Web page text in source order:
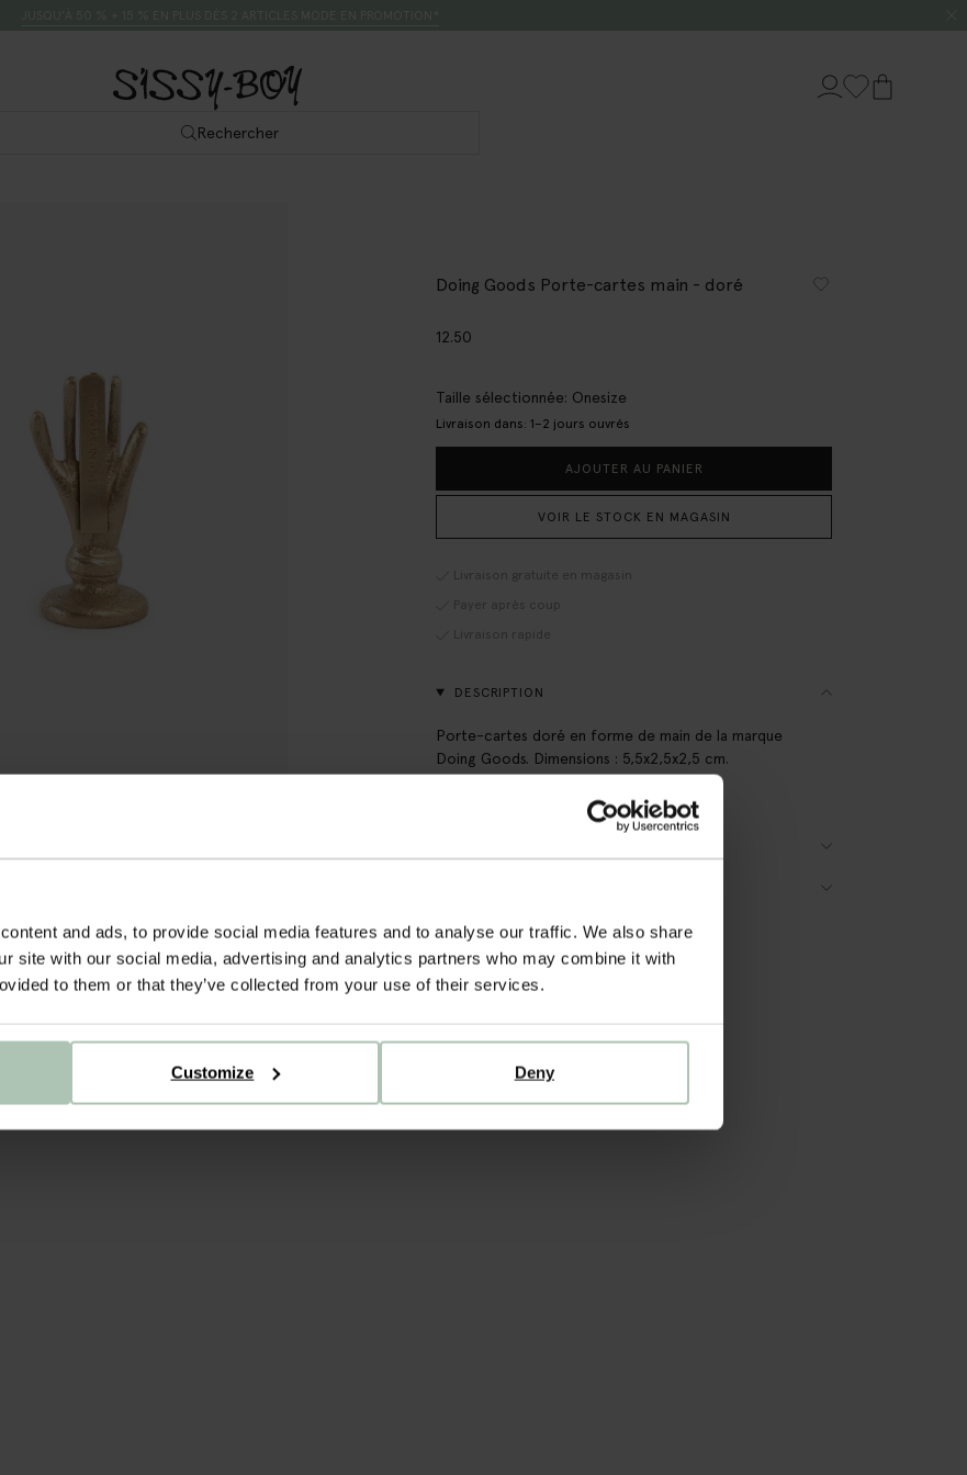
and ads, to provide social media features and to analyse our traffic. We also share
site with our social media, advertising and analytics partners who may combine it with
to them or that they’ve collected from your use of their services.
Deny
Customize
Rechercher
Doing Goods Porte-cartes main - doré
12.50
Taille sélectionnée: Onesize
Livraison dans: 1–2 jours ouvrés
AJOUTER AU PANIER
VOIR LE STOCK EN MAGASIN
Livraison gratuite en magasin
Payer après coup
Livraison rapide
DESCRIPTION
Porte-cartes doré en forme de main de la marque
Doing Goods. Dimensions : 5,5x2,5x2,5 cm.